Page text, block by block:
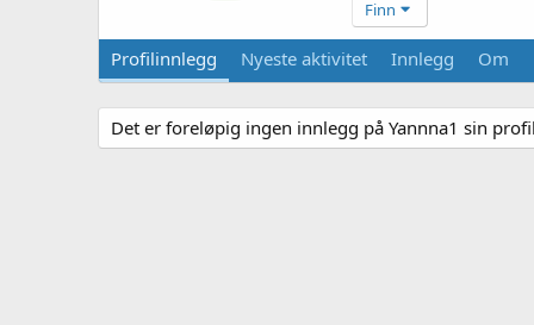
Finn
Profilinnlegg Nyeste aktivitet Innlegg Om
Det er foreløpig ingen innlegg på Yannna1 sin